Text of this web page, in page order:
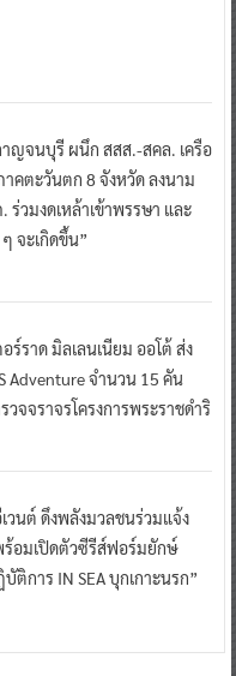
ญจนบุรี ผนึก สสส.-สคล. เครือ
าคตะวันตก 8 จังหวัด ลงนาม
ร่วมงดเหล้าเข้าพรรษา และ
จะเกิดขึ้น”
ร์ราด มิลเลนเนียม ออโต้ ส่ง
Adventure จำนวน 15 คัน
จจราจรโครงการพระราชดำริ
นต์ ดึงพลังมวลชนร่วมแจ้ง
ร้อมเปิดตัวซีรีส์ฟอร์มยักษ์
ติการ IN SEA บุกเกาะนรก”